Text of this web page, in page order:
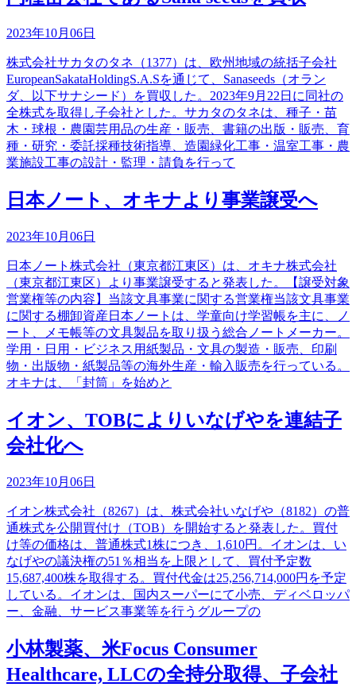
2023年10月06日
株式会社サカタのタネ（1377）は、欧州地域の統括子会社
EuropeanSakataHoldingS.A.Sを通じて、Sanaseeds（オラン
ダ、以下サナシード）を買収した。2023年9月22日に同社の
全株式を取得し子会社とした。サカタのタネは、種子・苗
木・球根・農園芸用品の生産・販売、書籍の出版・販売、育
種・研究・委託採種技術指導、造園緑化工事・温室工事・農
業施設工事の設計・監理・請負を行って
日本ノート、オキナより事業譲受へ
2023年10月06日
日本ノート株式会社（東京都江東区）は、オキナ株式会社
（東京都江東区）より事業譲受すると発表した。【譲受対象
営業権等の内容】当該文具事業に関する営業権当該文具事業
に関する棚卸資産日本ノートは、学童向け学習帳を主に、ノ
ート、メモ帳等の文具製品を取り扱う総合ノートメーカー。
学用・日用・ビジネス用紙製品・文具の製造・販売、印刷
物・出版物・紙製品等の海外生産・輸入販売を行っている。
オキナは、「封筒」を始めと
イオン、TOBによりいなげやを連結子
会社化へ
2023年10月06日
イオン株式会社（8267）は、株式会社いなげや（8182）の普
通株式を公開買付け（TOB）を開始すると発表した。買付
け等の価格は、普通株式1株につき、1,610円。イオンは、い
なげやの議決権の51％相当を上限として、買付予定数
15,687,400株を取得する。買付代金は25,256,714,000円を予定
している。イオンは、国内スーパーにて小売、ディベロッパ
ー、金融、サービス事業等を行うグループの
小林製薬、米Focus Consumer
Healthcare, LLCの全持分取得、子会社